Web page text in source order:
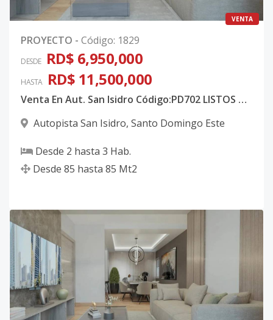
VENTA
PROYECTO - Código: 1829
DESDE RD$ 6,950,000
HASTA RD$ 11,500,000
Venta En Aut. San Isidro Código:PD702 LISTOS Y EN CONSTRUCCION ● Entregas: - 1ra etapa - Entrega Inmediata
Autopista San Isidro, Santo Domingo Este
Desde 2 hasta 3 Hab.
Desde 85 hasta 85 Mt2